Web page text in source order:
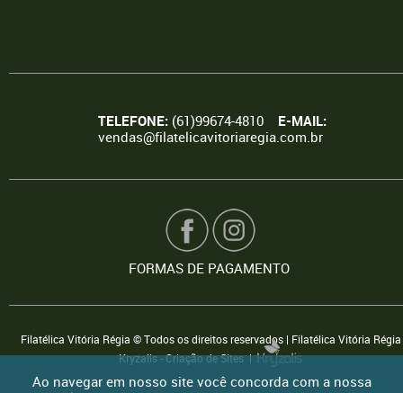
Ao navegar em nosso site você concorda com a nossa
TELEFONE: (61)99674-4810
E-MAIL:
vendas@filatelicavitoriaregia.com.br
FORMAS DE PAGAMENTO
Filatélica Vitória Régia © Todos os direitos reservados | Filatélica Vitória Régia
Kryzalis - Criação de Sites |